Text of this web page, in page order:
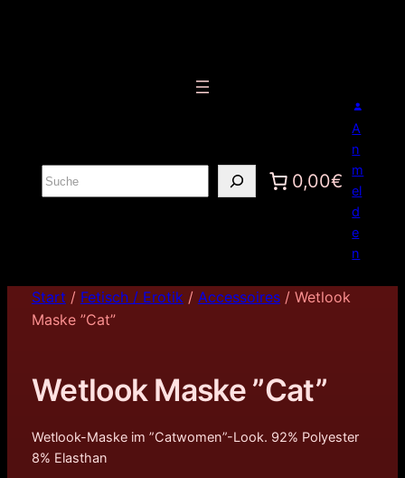
S
u
0,00€
A
n
m
el
d
e
n
Start / Fetisch / Erotik/ Accessoires/ Wetlook
Maske ”Cat”
Wetlook Maske ”Cat”
Wetlook-Maske im ”Catwomen”-Look. 92% Polyester
8% Elasthan